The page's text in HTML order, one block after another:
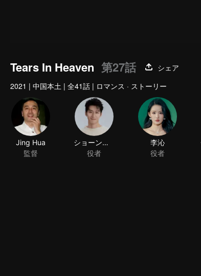
Tears In Heaven 第27話
シェア
2021 | 中国本土 | 全41話 | ロマンス · ストーリー
Jing Hua
監督
ショーン・ドウ
役者
李沁
役者